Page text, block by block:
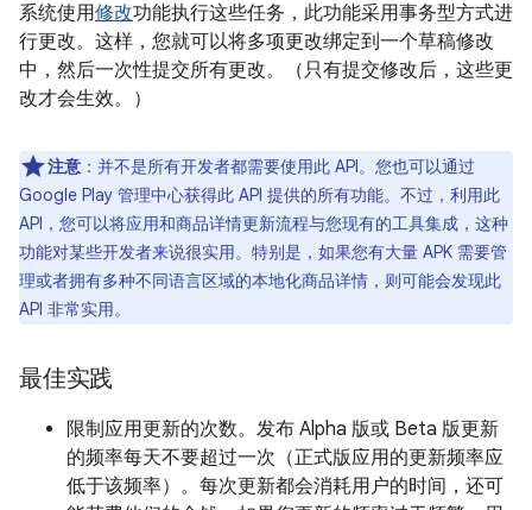
系统使用修改功能执行这些任务，此功能采用事务型方式进
行更改。这样，您就可以将多项更改绑定到一个草稿修改
中，然后一次性提交所有更改。（只有提交修改后，这些更
改才会生效。）
注意 ：并不是所有开发者都需要使用此 API。您也可以通过
Google Play 管理中心获得此 API 提供的所有功能。不过，利用此
API，您可以将应用和商品详情更新流程与您现有的工具集成，这种
功能对某些开发者来说很实用。特别是，如果您有大量 APK 需要管
理或者拥有多种不同语言区域的本地化商品详情，则可能会发现此
API 非常实用。
最佳实践
限制应用更新的次数。发布 Alpha 版或 Beta 版更新
的频率每天不要超过一次（正式版应用的更新频率应
低于该频率）。每次更新都会消耗用户的时间，还可